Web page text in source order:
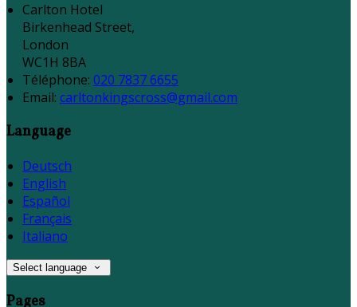
Carlton Hotel
Birkenhead Street,
London
WC1H 8BA
Téléphone: 020 7837 6655
Email: carltonkingscross@gmail.com
Language
Deutsch
English
Español
Français
Italiano
Select language
Pages